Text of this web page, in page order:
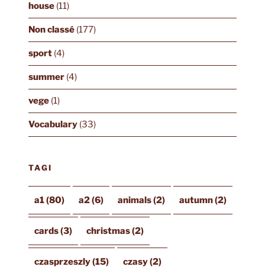
house(11)
Non classé(177)
sport(4)
summer(4)
vege(1)
Vocabulary(33)
TAGI
a1(80) a2(6) animals(2) autumn(2)
cards(3) christmas(2)
czasprzeszly(15) czasy(2)